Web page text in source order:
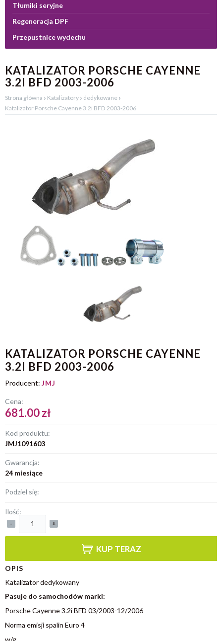
Tłumiki seryjne
Regeneracja DPF
Przepustnice wydechu
KATALIZATOR PORSCHE CAYENNE
3.2I BFD 2003-2006
Strona główna › Katalizatory › dedykowane ›
Katalizator Porsche Cayenne 3.2i BFD 2003-2006
KATALIZATOR PORSCHE CAYENNE
3.2I BFD 2003-2006
Producent: JMJ
Cena:
681.00 zł
Kod produktu:
JMJ1091603
Gwarancja:
24 miesiące
Podziel się:
Ilość:
- +
KUP TERAZ
OPIS
Katalizator dedykowany
Pasuje do samochodów marki:
Porsche Cayenne 3.2i BFD 03/2003-12/2006
Norma emisji spalin Euro 4
w/g